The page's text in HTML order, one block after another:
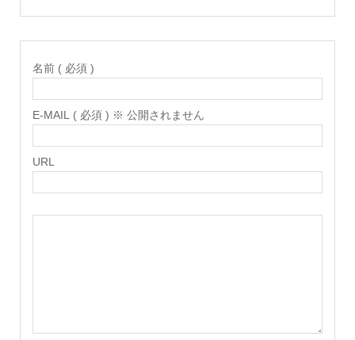
名前 ( 必須 )
E-MAIL ( 必須 ) ※ 公開されません
URL